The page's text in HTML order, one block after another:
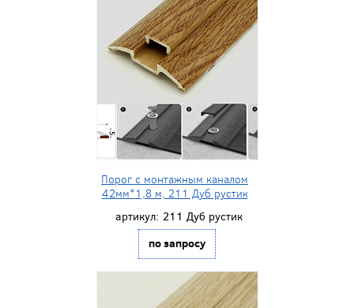
Порог с монтажным каналом
42мм*1,8 м, 211 Дуб рустик
артикул: 211 Дуб рустик
по запросу